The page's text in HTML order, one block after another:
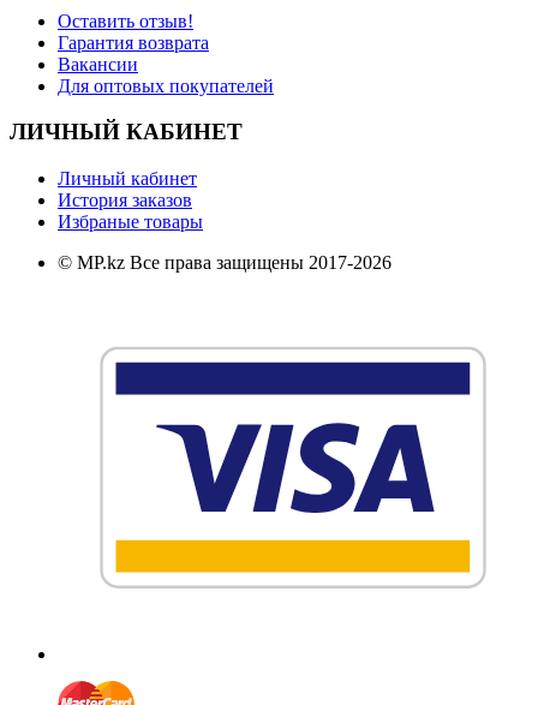
Оставить отзыв!
Гарантия возврата
Вакансии
Для оптовых покупателей
ЛИЧНЫЙ КАБИНЕТ
Личный кабинет
История заказов
Избраные товары
© MP.kz Все права защищены 2017-2026